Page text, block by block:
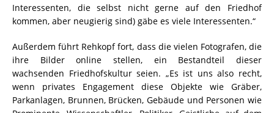
Interessenten, die selbst nicht gerne auf den Friedhof
kommen, aber neugierig sind) gäbe es viele Interessenten.“
Außerdem führt Rehkopf fort, dass die vielen Fotografen, die
ihre Bilder online stellen, ein Bestandteil dieser
wachsenden Friedhofskultur seien. „Es ist uns also recht,
wenn privates Engagement diese Objekte wie Gräber,
Parkanlagen, Brunnen, Brücken, Gebäude und Personen wie